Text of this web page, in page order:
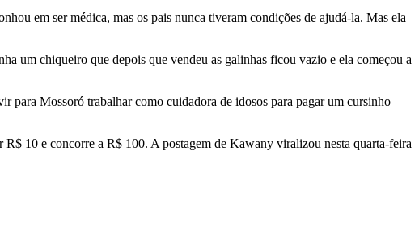
em ser médica, mas os pais nunca tiveram condições de ajudá-la. Mas ela
um chiqueiro que depois que vendeu as galinhas ficou vazio e ela começou a
para Mossoró trabalhar como cuidadora de idosos para pagar um cursinho
R$ 10 e concorre a R$ 100. A postagem de Kawany viralizou nesta quarta-feira